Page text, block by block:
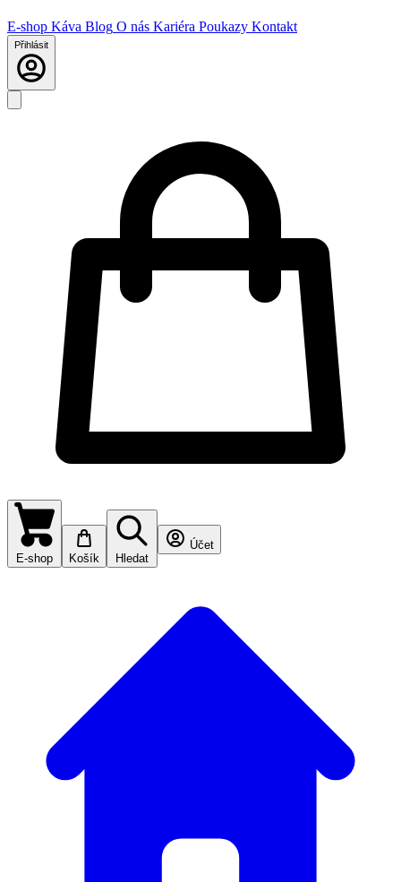
E-shop Káva Blog O nás Kariéra Poukazy Kontakt
Přihlásit
E-shop Košík Hledat
Účet